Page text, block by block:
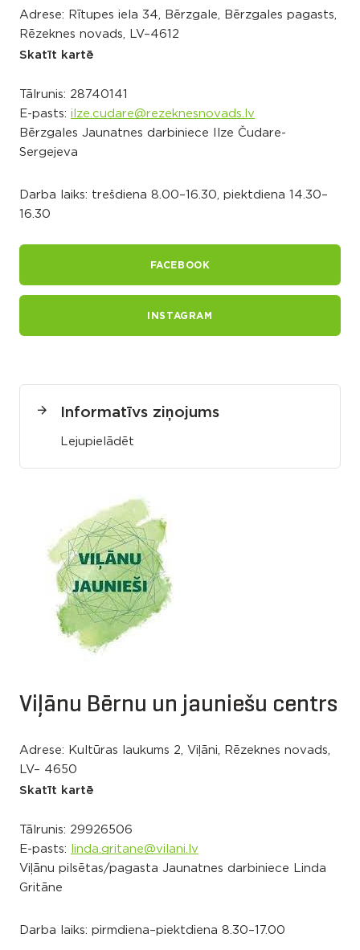
Adrese: Rītupes iela 34, Bērzgale, Bērzgales pagasts,
Rēzeknes novads, LV–4612
Skatīt kartē
Tālrunis: 28740141
E-pasts: ilze.cudare@rezeknesnovads.lv
Bērzgales Jaunatnes darbiniece Ilze Čudare-
Sergejeva
Darba laiks: trešdiena 8.00–16.30, piektdiena 14.30–
16.30
FACEBOOK
INSTAGRAM
Informatīvs ziņojums
Lejupielādēt
Viļānu Bērnu un jauniešu centrs
Adrese: Kultūras laukums 2, Viļāni, Rēzeknes novads,
LV– 4650
Skatīt kartē
Tālrunis: 29926506
E-pasts:
linda.gritane@vilani.lv
Viļānu pilsētas/pagasta Jaunatnes darbiniece Linda
Gritāne
Darba laiks: pirmdiena–piektdiena 8.30–17.00